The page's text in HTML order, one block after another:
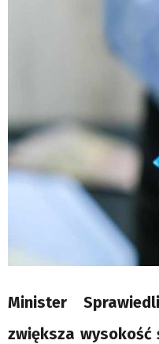
Minister
zwiększa wysokość